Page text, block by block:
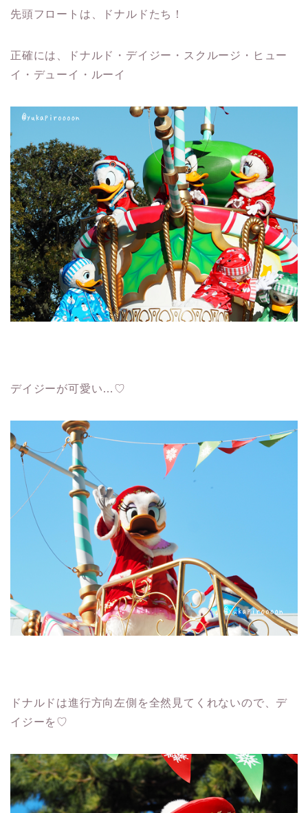
先頭フロートは、ドナルドたち！
正確には、ドナルド・デイジー・スクルージ・ヒュー
イ・デューイ・ルーイ
デイジーが可愛い…♡
ドナルドは進行方向左側を全然見てくれないので、デ
イジーを♡